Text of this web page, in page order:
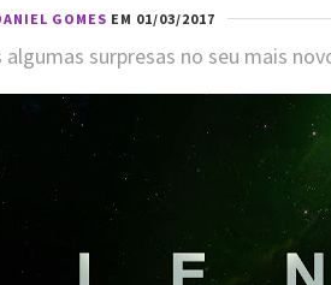
GOMES EM 01/03/2017
surpresas no seu mais